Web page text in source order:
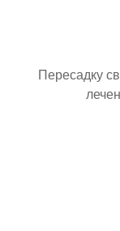
Пересадку